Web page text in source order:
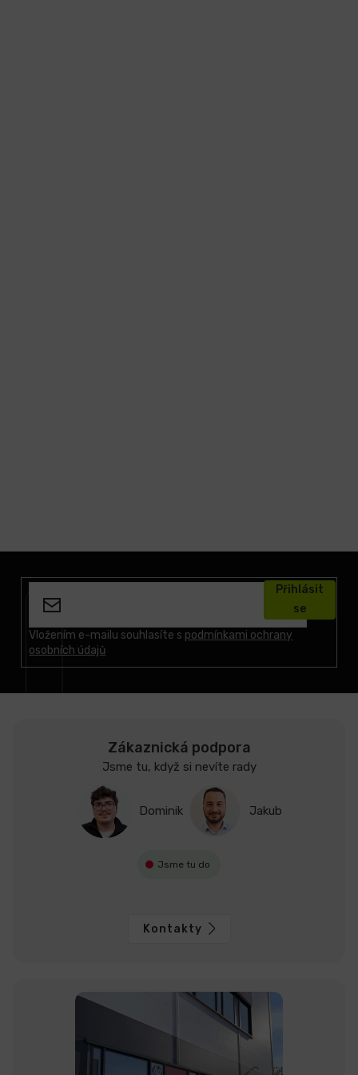
Vložením e-mailu souhlasíte s podmínkami ochrany
osobních údajů
Přihlásit
se
Zákaznická podpora
Jsme tu, když si nevíte rady
Dominik Jakub
Jsme tu do
Kontakty